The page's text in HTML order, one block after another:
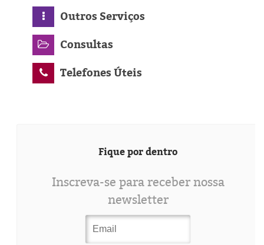
Outros Serviços
Consultas
Telefones Úteis
Fique por dentro
Inscreva-se para receber nossa
newsletter